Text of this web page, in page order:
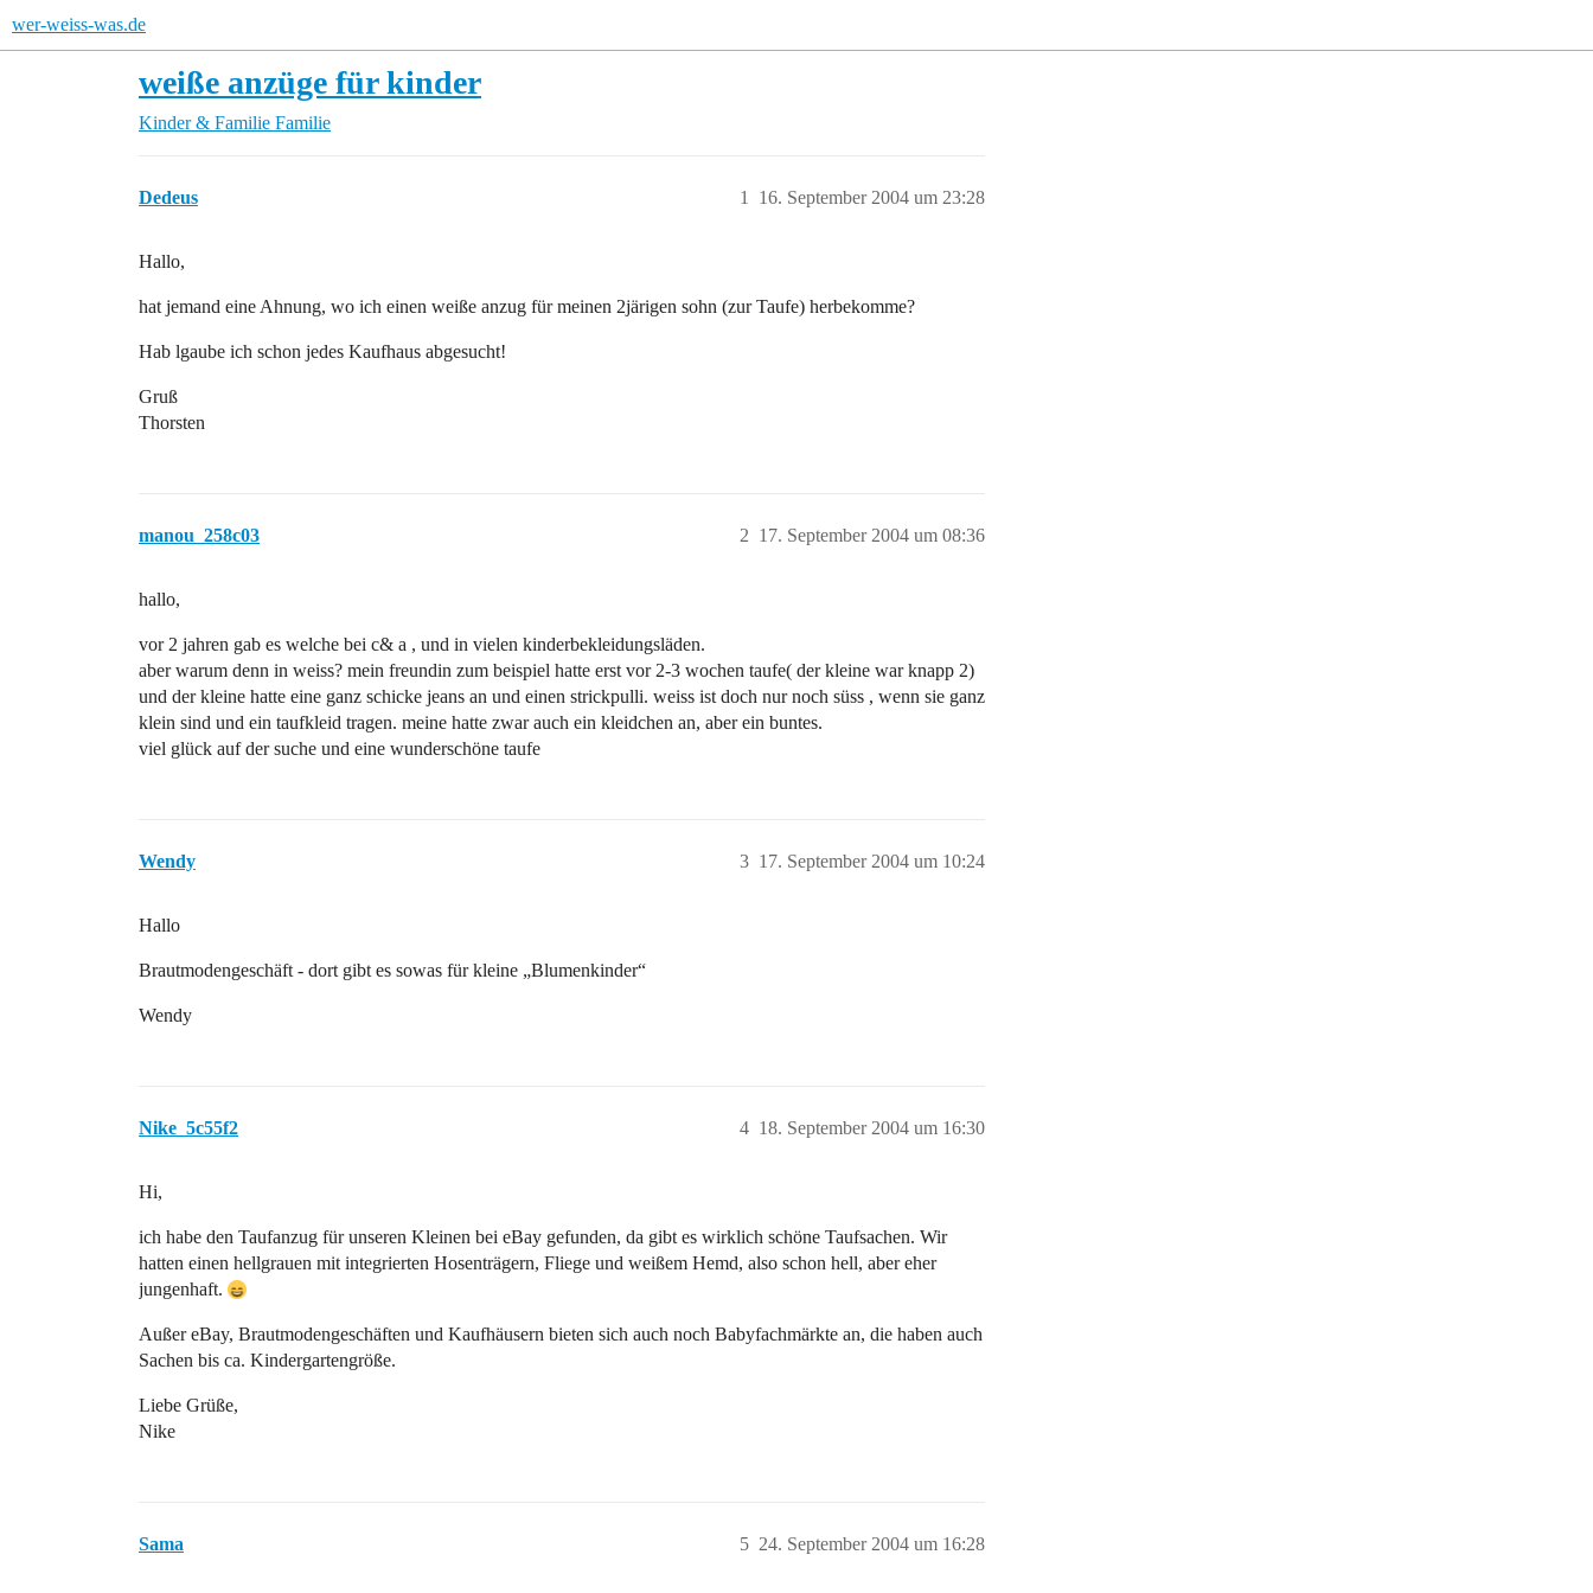
wer-weiss-was.de
weiße anzüge für kinder
Kinder & Familie Familie
Dedeus 16. September 2004 um 23:28
1
Hallo,
hat jemand eine Ahnung, wo ich einen weiße anzug für meinen 2järigen sohn (zur Taufe) herbekomme?
Hab lgaube ich schon jedes Kaufhaus abgesucht!
Gruß
Thorsten
manou_258c03 17. September 2004 um 08:36
2
hallo,
vor 2 jahren gab es welche bei c& a , und in vielen kinderbekleidungsläden.
aber warum denn in weiss? mein freundin zum beispiel hatte erst vor 2-3 wochen taufe( der kleine war knapp 2)
und der kleine hatte eine ganz schicke jeans an und einen strickpulli. weiss ist doch nur noch süss , wenn sie ganz
klein sind und ein taufkleid tragen. meine hatte zwar auch ein kleidchen an, aber ein buntes.
viel glück auf der suche und eine wunderschöne taufe
Wendy 17. September 2004 um 10:24
3
Hallo
Brautmodengeschäft - dort gibt es sowas für kleine „Blumenkinder“
Wendy
Nike_5c55f2 18. September 2004 um 16:30
4
Hi,
ich habe den Taufanzug für unseren Kleinen bei eBay gefunden, da gibt es wirklich schöne Taufsachen. Wir
hatten einen hellgrauen mit integrierten Hosenträgern, Fliege und weißem Hemd, also schon hell, aber eher
jungenhaft.
Außer eBay, Brautmodengeschäften und Kaufhäusern bieten sich auch noch Babyfachmärkte an, die haben auch
Sachen bis ca. Kindergartengröße.
Liebe Grüße,
Nike
Sama 24. September 2004 um 16:28
5